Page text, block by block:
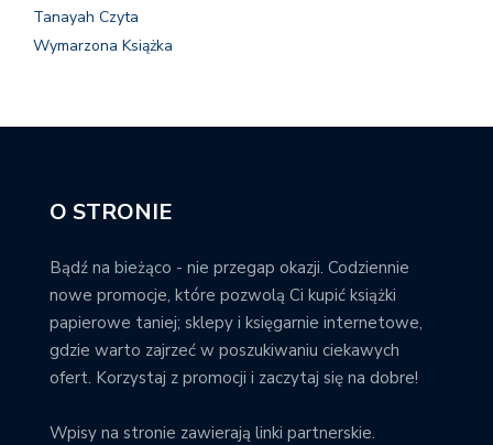
Tanayah Czyta
Wymarzona Książka
O STRONIE
Bądź na bieżąco - nie przegap okazji. Codziennie
nowe promocje, które pozwolą Ci kupić książki
papierowe taniej; sklepy i księgarnie internetowe,
gdzie warto zajrzeć w poszukiwaniu ciekawych
ofert. Korzystaj z promocji i zaczytaj się na dobre!
Wpisy na stronie zawierają linki partnerskie.